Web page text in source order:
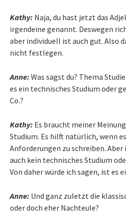
Kathy: Naja, du hast jetzt das
irgendeine genannt. Deswegen
aber individuell ist auch gut. Also
nicht festlegen.
Anne: Was sagst du? Thema
es ein technisches Studium oder
Co.?
Kathy: Es braucht meiner
Studium. Es hilft natürlich, wenn
Anforderungen zu schreiben. Aber
auch kein technisches Studium
Von daher würde ich sagen, ist es
Anne: Und ganz zuletzt die
oder doch eher Nachteule?